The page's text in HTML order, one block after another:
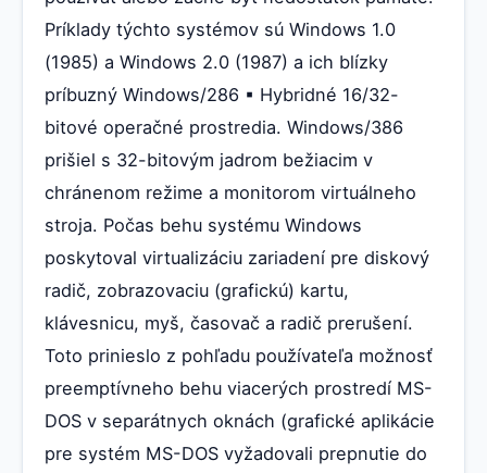
Príklady týchto systémov sú Windows 1.0
(1985) a Windows 2.0 (1987) a ich blízky
príbuzný Windows/286 ▪ Hybridné 16/32-
bitové operačné prostredia. Windows/386
prišiel s 32-bitovým jadrom bežiacim v
chránenom režime a monitorom virtuálneho
stroja. Počas behu systému Windows
poskytoval virtualizáciu zariadení pre diskový
radič, zobrazovaciu (grafickú) kartu,
klávesnicu, myš, časovač a radič prerušení.
Toto prinieslo z pohľadu používateľa možnosť
preemptívneho behu viacerých prostredí MS-
DOS v separátnych oknách (grafické aplikácie
pre systém MS-DOS vyžadovali prepnutie do